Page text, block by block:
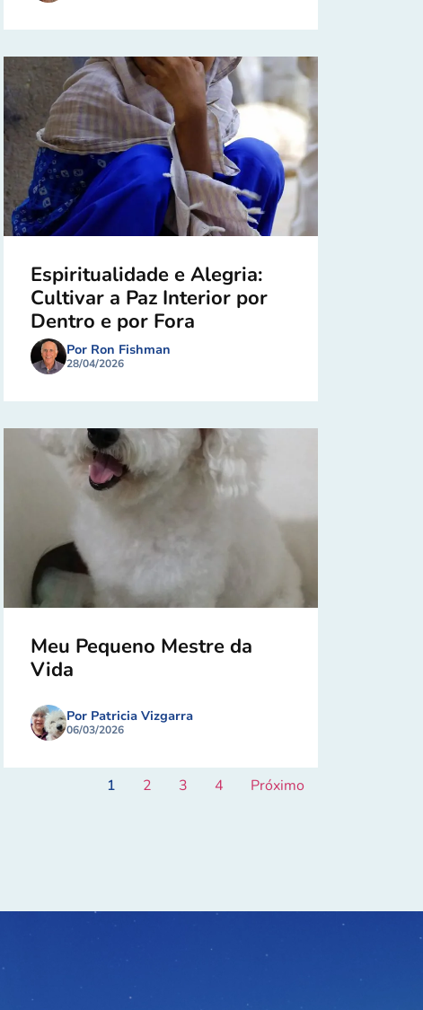
Espiritualidade e Alegria:
Cultivar a Paz Interior por
Dentro e por Fora
Por Ron Fishman
28/04/2026
Meu Pequeno Mestre da
Vida
Por Patricia Vizgarra
06/03/2026
1 2 3 4 Próximo